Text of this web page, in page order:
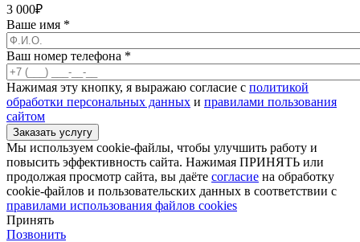
3 000₽
Ваше имя *
Ваш номер телефона *
Нажимая эту кнопку, я выражаю согласие с политикой
обработки персональных данных и правилами пользования
сайтом
Мы используем cookie-файлы, чтобы улучшить работу и
повысить эффективность сайта. Нажимая ПРИНЯТЬ или
продолжая просмотр сайта, вы даёте согласие на обработку
cookie-файлов и пользовательских данных в соответствии с
правилами использования файлов cookies
Принять
Позвонить